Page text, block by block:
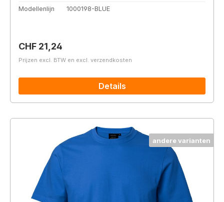
Modellenlijn
1000198-BLUE
Normale prijs:
CHF 21,24
Prijzen excl. BTW en excl. verzendkosten
Details
andere varianten